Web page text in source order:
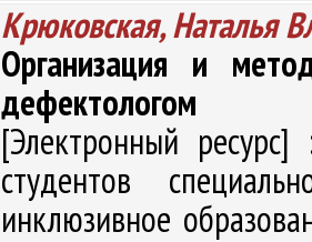
Крюковская, Наталья
Организация и
дефектологом
[Электронный ресурс]
студентов
инклюзивное